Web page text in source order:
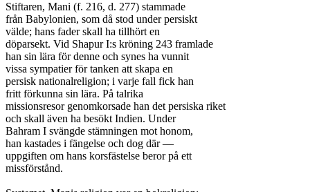
Stiftaren, Mani (f. 216, d. 277) stammade
från Babylonien, som då stod under persiskt
välde; hans fader skall ha tillhört en
döparsekt. Vid Shapur I:s kröning 243 framlade
han sin lära för denne och synes ha vunnit
vissa sympatier för tanken att skapa en
persisk nationalreligion; i varje fall fick han
fritt förkunna sin lära. På talrika
missionsresor genomkorsade han det persiska riket
och skall även ha besökt Indien. Under
Bahram I svängde stämningen mot honom,
han kastades i fängelse och dog där —
uppgiften om hans korsfästelse beror på ett
missförstånd.